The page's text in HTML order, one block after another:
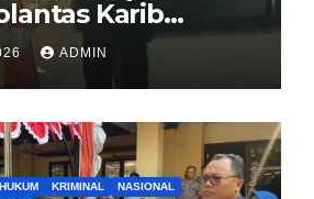
Karib
Kotak untuk
yang Mogok di KM
Aren
ADMIN
KRIMINAL
NASIONAL